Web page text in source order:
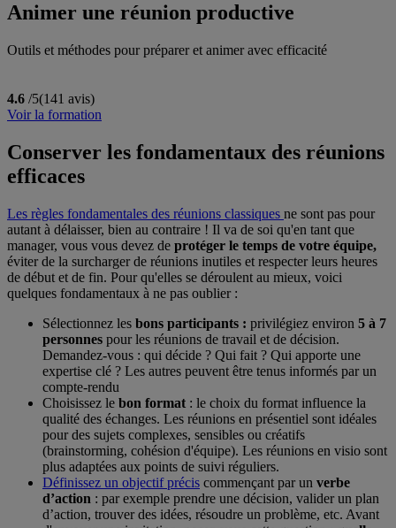
Animer une réunion productive
Outils et méthodes pour préparer et animer avec efficacité
4.6 /5(141 avis)
Voir la formation
Conserver les fondamentaux des réunions
efficaces
Les règles fondamentales des réunions classiques ne sont pas pour
autant à délaisser, bien au contraire ! Il va de soi qu'en tant que
manager, vous vous devez de protéger le temps de votre équipe,
éviter de la surcharger de réunions inutiles et respecter leurs heures
de début et de fin. Pour qu'elles se déroulent au mieux, voici
quelques fondamentaux à ne pas oublier :
Sélectionnez les bons participants : privilégiez environ 5 à 7
personnes pour les réunions de travail et de décision.
Demandez-vous : qui décide ? Qui fait ? Qui apporte une
expertise clé ? Les autres peuvent être tenus informés par un
compte-rendu
Choisissez le bon format : le choix du format influence la
qualité des échanges. Les réunions en présentiel sont idéales
pour des sujets complexes, sensibles ou créatifs
(brainstorming, cohésion d'équipe). Les réunions en visio sont
plus adaptées aux points de suivi réguliers.
Définissez un objectif précis commençant par un verbe
d’action : par exemple prendre une décision, valider un plan
d’action, trouver des idées, résoudre un problème, etc. Avant